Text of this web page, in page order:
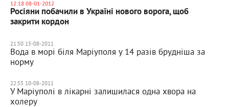
12:18 08-01-2012
Росіяни побачили в Україні нового ворога, щоб
закрити кордон
21:50 15-08-2011
Вода в морі біля Маріуполя у 14 разів брудніша за
норму
22:55 10-08-2011
У Маріуполі в лікарні залишилася одна хвора на
холеру